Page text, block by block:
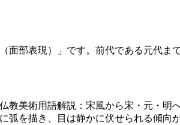
面部表現）」です。前代である元代
仏教美術用語解説：宋風から宋・元・明
弧を描き、目は静かに伏せられる傾